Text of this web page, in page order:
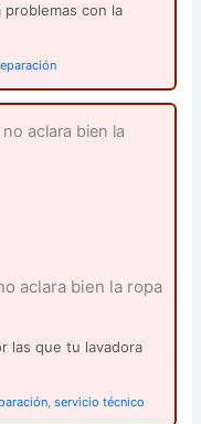
problemas con la
aclara bien la ropa
las que tu lavadora
,servicio técnico